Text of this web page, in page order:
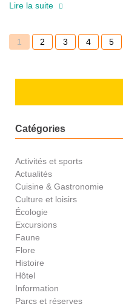
Lire la suite
1 2 3 4 5
Catégories
Activités et sports
Actualités
Cuisine & Gastronomie
Culture et loisirs
Écologie
Excursions
Faune
Flore
Histoire
Hôtel
Information
Parcs et réserves